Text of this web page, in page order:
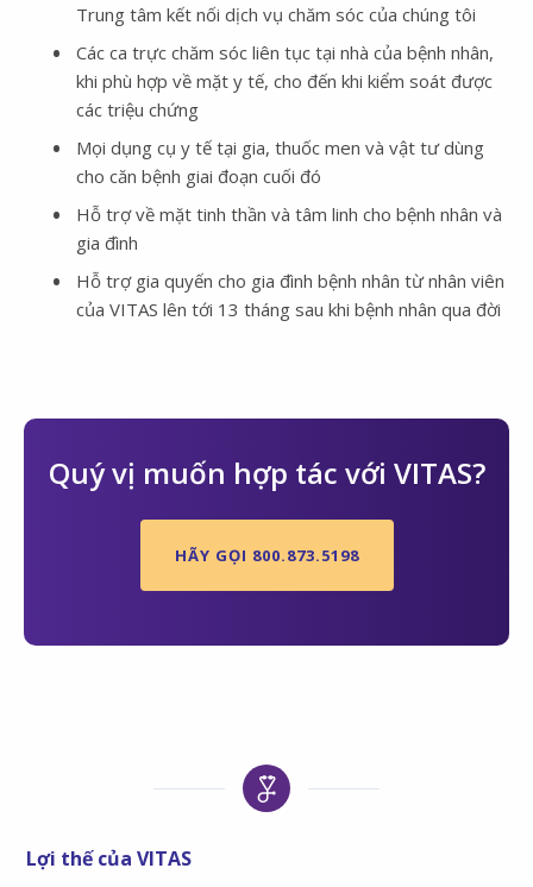
Trung tâm kết nối dịch vụ chăm sóc của chúng tôi
Các ca trực chăm sóc liên tục tại nhà của bệnh nhân,
khi phù hợp về mặt y tế, cho đến khi kiểm soát được
các triệu chứng
Mọi dụng cụ y tế tại gia, thuốc men và vật tư dùng
cho căn bệnh giai đoạn cuối đó
Hỗ trợ về mặt tinh thần và tâm linh cho bệnh nhân và
gia đình
Hỗ trợ gia quyến cho gia đình bệnh nhân từ nhân viên
của VITAS lên tới 13 tháng sau khi bệnh nhân qua đời
Quý vị muốn hợp tác với VITAS?
HÃY GỌI 800.873.5198
Lợi thế của VITAS